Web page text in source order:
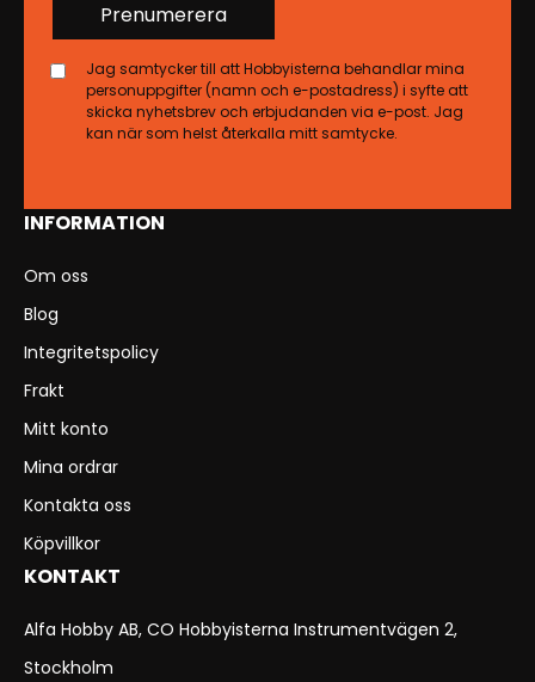
INFORMATION
Om oss
Blog
Integritetspolicy
Frakt
Mitt konto
Mina ordrar
Kontakta oss
Köpvillkor
KONTAKT
Alfa Hobby AB, CO Hobbyisterna Instrumentvägen 2,
Stockholm
Prenumerera
Jag samtycker till att Hobbyisterna behandlar mina
personuppgifter (namn och e-postadress) i syfte att
skicka nyhetsbrev och erbjudanden via e-post. Jag
kan när som helst återkalla mitt samtycke.